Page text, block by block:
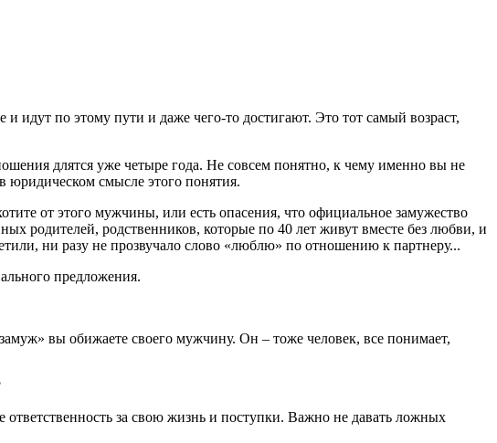
идут по этому пути и даже чего-то достигают. Это тот самый возраст,
длятся уже четыре года. Не совсем понятно, к чему именно вы не
юридическом смысле этого понятия.
от этого мужчины, или есть опасения, что официальное замужество
родителей, родственников, которые по 40 лет живут вместе без любви, и
ни разу не прозвучало слово «люблю» по отношению к партнеру...
предложения.
вы обижаете своего мужчину. Он – тоже человек, все понимает,
ответственность за свою жизнь и поступки. Важно не давать ложных